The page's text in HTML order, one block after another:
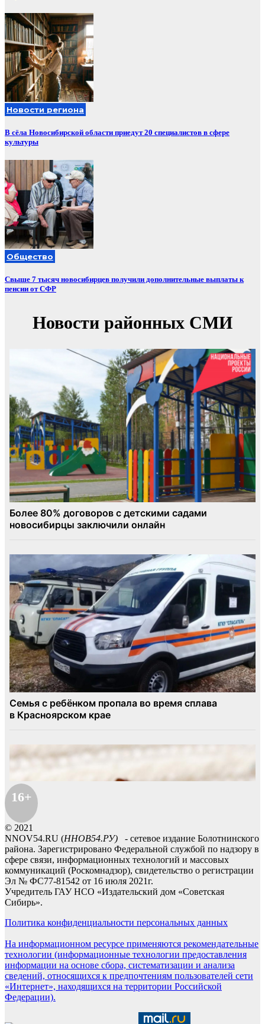
Новости региона
В сёла Новосибирской области приедут 20 специалистов в сфере
культуры
Общество
Свыше 7 тысяч новосибирцев получили дополнительные выплаты к
пенсии от СФР
16+
© 2021
NNOV54.RU (ННОВ54.РУ) - сетевое издание Болотнинского
района. Зарегистрировано Федеральной службой по надзору в
сфере связи, информационных технологий и массовых
коммуникаций (Роскомнадзор), свидетельство о регистрации
Эл № ФС77-81542 от 16 июля 2021г.
Учредитель ГАУ НСО «Издательский дом «Советская
Сибирь».
Политика конфиденциальности персональных данных
На информационном ресурсе применяются рекомендательные
технологии (информационные технологии предоставления
информации на основе сбора, систематизации и анализа
сведений, относящихся к предпочтениям пользователей сети
«Интернет», находящихся на территории Российской
Федерации).